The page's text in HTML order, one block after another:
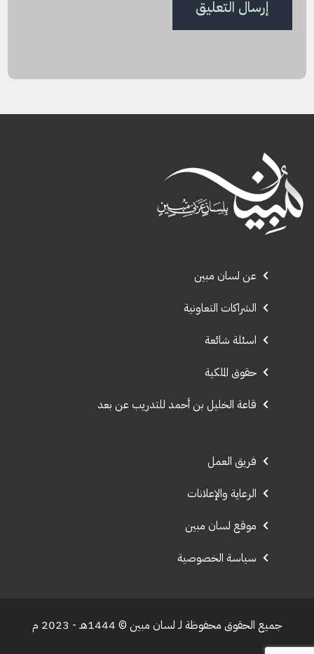
عن لسان مبين
الشراكات التعاونية
اسئلة شائعة
حقوق الملكية
قاعة الخليل بن أحمد للتدريب عن بعد
فريق العمل
الرعاية والإعلانات
موقع لسان مبين
سياسة الخصوصية
جميع الحقوق محفوظة لـ لسان مبين © 1444هـ - 2023 م